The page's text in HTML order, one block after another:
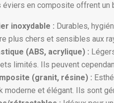
éviers en composite offrent
inoxydable : Durables,
plus chers et sensibles aux
(ABS, acrylique) :
limités. Ils peuvent
(granit, résine) :
moderne et élégant. Ils sont